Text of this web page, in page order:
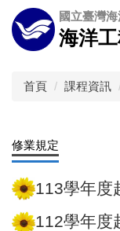
跳
到
主
國立臺灣
海洋
首頁 課程資訊
修業規定
113學年度
112學年度